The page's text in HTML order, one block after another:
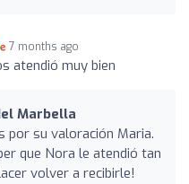
7 months ago
atendió muy bien
Marbella
por su valoración Maria.
que Nora le atendió tan
volver a recibirle!